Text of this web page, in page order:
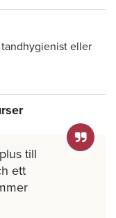
eller
till
ett